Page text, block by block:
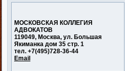
МОСКОВСКАЯ КОЛЛЕГИЯ
АДВОКАТОВ
119049, Москва, ул. Большая
Якиманка дом 35 стр. 1
тел. +7(495)728-36-44
Email